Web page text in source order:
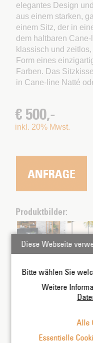
elegantes Design
aus einem starken,
einem Sitz, der in
dem haltbaren
klassisch und
Form eines
Farben. Das
in Cane-line Natté
€ 500,-
inkl. 20% Mwst.
Produktbilder:
Diese Webseite
Bitte wählen Sie
Weitere
Alle
Essentielle